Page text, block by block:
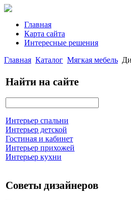
Главная
Карта сайта
Интересные решения
Главная Каталог Мягкая мебель
Найти на сайте
Интерьер спальни
Интерьер детской
Гостиная и кабинет
Интерьер прихожей
Интерьер кухни
Советы дизайнеров